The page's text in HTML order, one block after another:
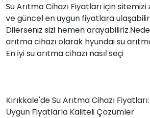
Su Arıtma Cihazı Fiyatları için
ve güncel en uygun fiyatlara
Dilerseniz sizi hemen
arıtma cihazı olarak hyundai su
En iyi su arıtma cihazı nasıl seçi
Kırıkkale'de Su Arıtma Cihazı
Uygun Fiyatlarla Kaliteli Çözümler